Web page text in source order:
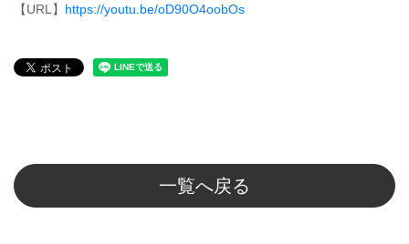
【URL】 https://youtu.be/oD90O4oobOs
一覧へ戻る